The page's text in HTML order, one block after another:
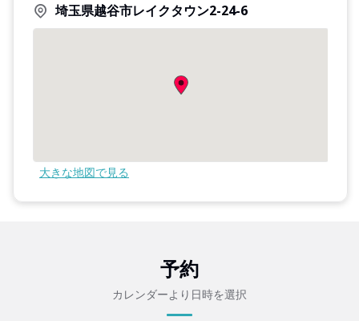
埼玉県越谷市レイクタウン2-24-6
大きな地図で見る
予約
カレンダーより日時を選択